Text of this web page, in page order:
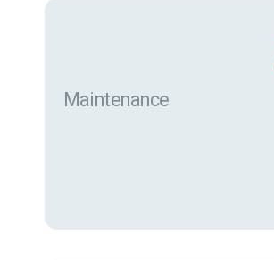
Maintenance